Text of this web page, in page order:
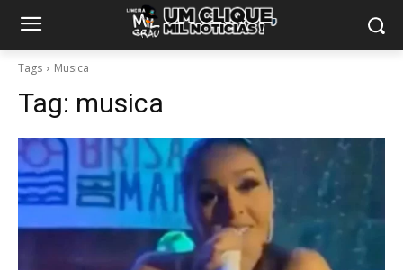
Tags Musica
Tag: musica